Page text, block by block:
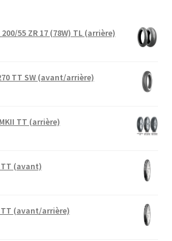
55 ZR 17 (78W) TL (arrière)
TT SW (avant/arrière)
TT (arrière)
TT (avant)
TT (avant/arrière)